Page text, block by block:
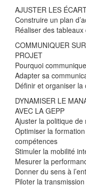
AJUSTER LES
Construire un plan
Réaliser des
COMMUNIQUER
PROJET
Pourquoi
Adapter sa
Définir et organiser
DYNAMISER LE
AVEC LA GEPP
Ajuster la politique de
Optimiser la
compétences
Stimuler la mobilité
Mesurer la
Donner du sens à
Piloter la